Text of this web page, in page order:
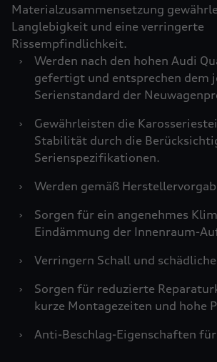
Materialzusammensetzung
Langlebigkeit und eine verringerte
Rissempfindlichkeit.
›
Werden nach den hohen Audi
gefertigt und entsprechen dem
Serienstandard der
›
Gewährleisten die
Stabilität durch die
Serienspezifikationen.
›
Werden gemäß
›
Sorgen für ein angenehmes
Eindämmung der Innenraum-
›
Verringern Schall und
›
Sorgen für reduzierte
kurze Montagezeiten und hohe
›
Anti-Beschlag-Eigenschaften